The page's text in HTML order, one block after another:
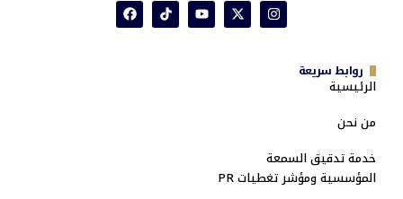
روابط سريعة
الرئيسية
من نحن
خدمة تدقيق السمعة
المؤسسية ومؤشر تغطيات PR